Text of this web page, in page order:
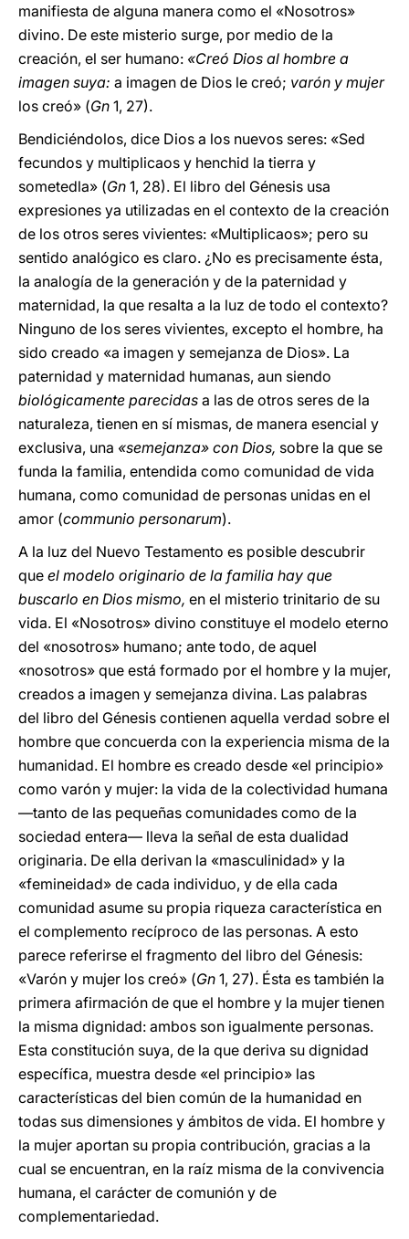
manifiesta de alguna manera como el «Nosotros»
divino. De este misterio surge, por medio de la
creación, el ser humano: «Creó Dios al hombre a
imagen suya: a imagen de Dios le creó; varón y mujer
los creó» (Gn 1, 27).
Bendiciéndolos, dice Dios a los nuevos seres: «Sed
fecundos y multiplicaos y henchid la tierra y
sometedla» (Gn 1, 28). El libro del Génesis usa
expresiones ya utilizadas en el contexto de la creación
de los otros seres vivientes: «Multiplicaos»; pero su
sentido analógico es claro. ¿No es precisamente ésta,
la analogía de la generación y de la paternidad y
maternidad, la que resalta a la luz de todo el contexto?
Ninguno de los seres vivientes, excepto el hombre, ha
sido creado «a imagen y semejanza de Dios». La
paternidad y maternidad humanas, aun siendo
biológicamente parecidas a las de otros seres de la
naturaleza, tienen en sí mismas, de manera esencial y
exclusiva, una «semejanza» con Dios, sobre la que se
funda la familia, entendida como comunidad de vida
humana, como comunidad de personas unidas en el
amor (communio personarum).
A la luz del Nuevo Testamento es posible descubrir
que el modelo originario de la familia hay que
buscarlo en Dios mismo, en el misterio trinitario de su
vida. El «Nosotros» divino constituye el modelo eterno
del «nosotros» humano; ante todo, de aquel
«nosotros» que está formado por el hombre y la mujer,
creados a imagen y semejanza divina. Las palabras
del libro del Génesis contienen aquella verdad sobre el
hombre que concuerda con la experiencia misma de la
humanidad. El hombre es creado desde «el principio»
como varón y mujer: la vida de la colectividad humana
—tanto de las pequeñas comunidades como de la
sociedad entera— lleva la señal de esta dualidad
originaria. De ella derivan la «masculinidad» y la
«femineidad» de cada individuo, y de ella cada
comunidad asume su propia riqueza característica en
el complemento recíproco de las personas. A esto
parece referirse el fragmento del libro del Génesis:
«Varón y mujer los creó» (Gn 1, 27). Ésta es también la
primera afirmación de que el hombre y la mujer tienen
la misma dignidad: ambos son igualmente personas.
Esta constitución suya, de la que deriva su dignidad
específica, muestra desde «el principio» las
características del bien común de la humanidad en
todas sus dimensiones y ámbitos de vida. El hombre y
la mujer aportan su propia contribución, gracias a la
cual se encuentran, en la raíz misma de la convivencia
humana, el carácter de comunión y de
complementariedad.